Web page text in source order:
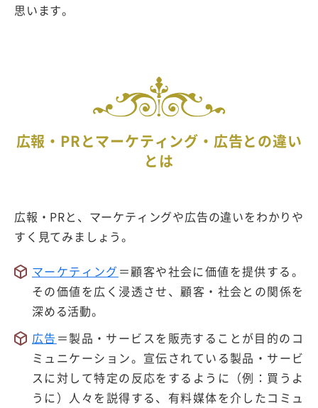
思います。
広報・PRとマーケティング・広告との違い
とは
広報・PRと、マーケティングや広告の違いをわかりや
すく見てみましょう。
マーケティング＝顧客や社会に価値を提供する。
その価値を広く浸透させ、顧客・社会との関係を
深める活動。
広告 ＝製品・サービスを販売することが目的のコ
ミュニケーション。宣伝されている製品・サービ
スに対して特定の反応をするように（例：買うよ
うに）人々を説得する、有料媒体を介したコミュ